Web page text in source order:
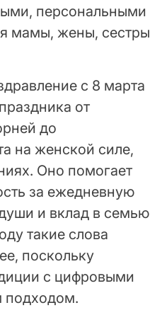
персональными
мамы, жены, сестры
с 8 марта
от
до
на женской силе,
Оно помогает
за ежедневную
и вклад в семью
такие слова
поскольку
с цифровыми
подходом.